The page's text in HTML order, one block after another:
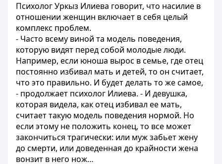
Психолог Уркыз Илиева говорит, что насилие в
отношении женщин включает в себя целый
комплекс проблем.
- Часто всему виной та модель поведения,
которую видят перед собой молодые люди.
Например, если юноша вырос в семье, где отец
постоянно избивал мать и детей, то он считает,
что это правильно. И будет делать то же самое,
- продолжает психолог Илиева. - И девушка,
которая видела, как отец избивал ее мать,
считает такую модель поведения нормой. Но
если этому не положить конец, то все может
закончиться трагически: или муж забьет жену
до смерти, или доведенная до крайности жена
вонзит в него нож…